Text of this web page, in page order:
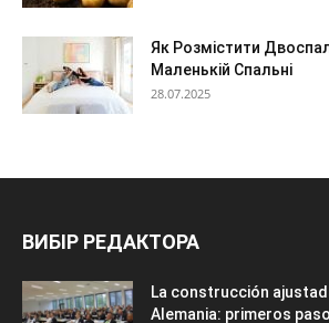
Як Розмістити
Маленькій Спальні
28.07.2025
ВИБІР РЕДАКТОРА
La construcción
Alemania: primeros